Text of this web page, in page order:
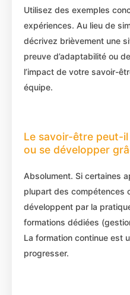
Utilisez des exemples
expériences. Au lieu de
décrivez brièvement une
preuve d’adaptabilité ou
l’impact de votre savoir-
équipe.
Le savoir-être peut-il
ou se développer
Absolument. Si certaines
plupart des compétences
développent par la
formations dédiées
La formation continue est
progresser.